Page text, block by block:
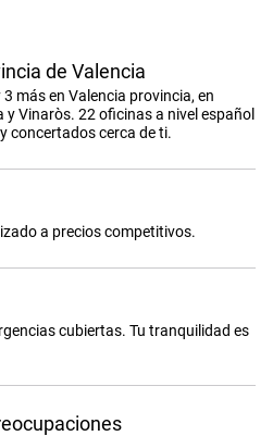
de Valencia
más en Valencia provincia, en
y Vinaròs. 22 oficinas a nivel español
concertados cerca de ti.
a precios competitivos.
cubiertas. Tu tranquilidad es